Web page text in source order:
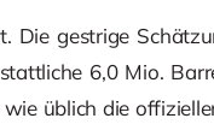
gestrige
6,0 Mio.
üblich die